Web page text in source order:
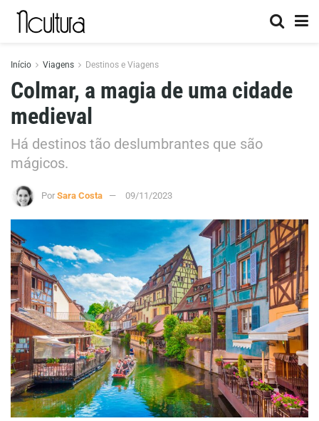
Início Viagens Destinos e Viagens
Colmar, a magia de uma cidade
medieval
Há destinos tão deslumbrantes que são
mágicos.
Por Sara Costa 09/11/2023